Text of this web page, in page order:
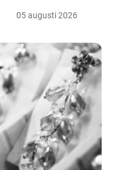
05 augusti 2026